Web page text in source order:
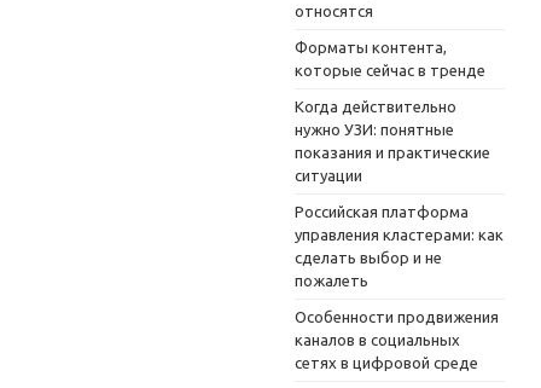
относятся
Форматы контента,
которые сейчас в тренде
Когда действительно
нужно УЗИ: понятные
показания и практические
ситуации
Российская платформа
управления кластерами: как
сделать выбор и не
пожалеть
Особенности продвижения
каналов в социальных
сетях в цифровой среде